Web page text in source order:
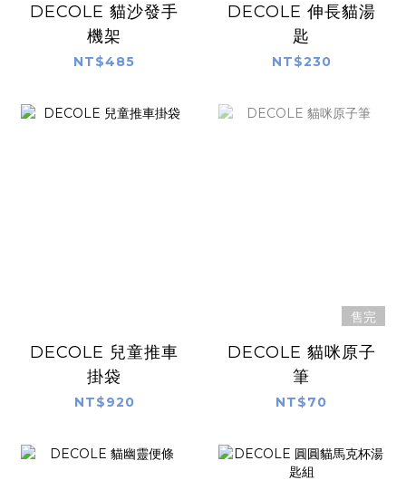
DECOLE 貓沙發手
機架
NT$485
DECOLE 伸長貓湯
匙
NT$230
DECOLE 兒童推車
掛袋
NT$920
售完
DECOLE 貓咪原子
筆
NT$70